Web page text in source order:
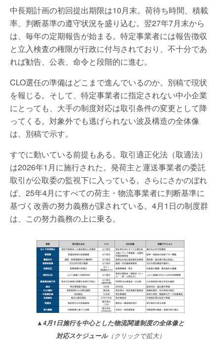
中長期計画の初回提出期限は10月末。荷待ち時間、積載
率、判断基準の遵守状況を盛り込む。翌27年7月末から
は、毎年の定期報告が始まる。特定事業者には報告徴収
と立入検査の権限が行政に付与されており、不十分であ
れば勧告、公表、命令と段階的に進む。
CLO選任の準備はどこまで進んでいるのか。別稿で現状
を報じる。そして、特定事業者に指定されない中小企業
にとっても、大手の制度対応は取引条件の変更として降
ってくる。対象外でも逃げられない波及構造の全体像
は、別稿で示す。
すでに動いている前提もある。取引適正化法（取適法）
は2026年1月に施行された。発荷主と運送事業者の委託
取引が公取委の監視下に入っている。さらにさかのぼれ
ば、25年4月にすべての荷主・物流事業者に判断基準に
基づく改善の努力義務が課されている。4月1日の制度群
は、この努力義務の上に乗る。
▲4月1日施行を中心とした物流関連制度の全体像と
対応スケジュール（クリックで拡大）